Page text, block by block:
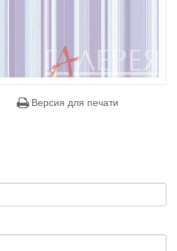
Версия для печати